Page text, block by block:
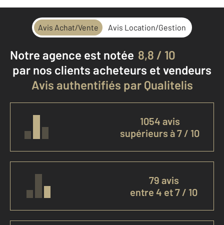
Avis Achat/Vente Avis Location/Gestion
Notre agence est notée 8,8 / 10
par nos clients acheteurs et vendeurs
Avis authentifiés par Qualitelis
1054 avis
supérieurs à 7 / 10
79 avis
entre 4 et 7 / 10